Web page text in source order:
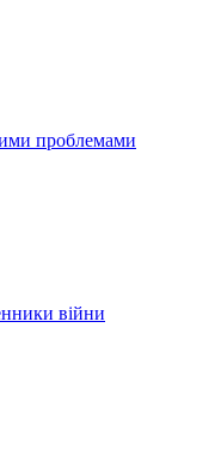
проблемами
війни